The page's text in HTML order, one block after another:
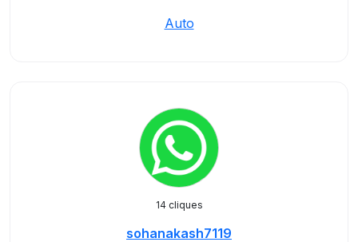
Auto
14 cliques
sohanakash7119